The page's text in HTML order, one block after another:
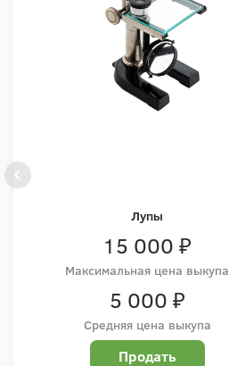
Лупы
15 000 ₽
Максимальная цена выкупа
5 000 ₽
Средняя цена выкупа
Продать